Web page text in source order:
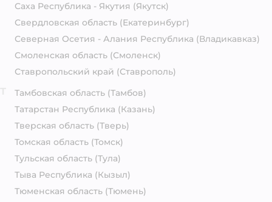
Саха Республика - Якутия (Якутск)
Свердловская область (Екатеринбург)
Северная Осетия - Алания Республика (Владикавказ)
Смоленская область (Смоленск)
Ставропольский край (Ставрополь)
Тамбовская область (Тамбов)
Татарстан Республика (Казань)
Тверская область (Тверь)
Томская область (Томск)
Тульская область (Тула)
Тыва Республика (Кызыл)
Тюменская область (Тюмень)